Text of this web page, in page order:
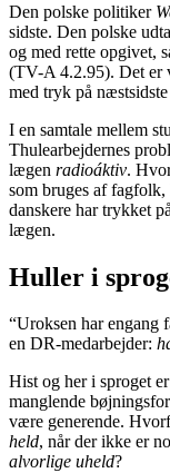
Den polske politiker
sidste. Den polske
og med rette opgivet,
(TV-A 4.2.95). Det er
med tryk på
I en samtale mellem
Thulearbejdernes
lægen radioáktiv.
som bruges af
danskere har trykket
lægen.
Huller i
“Uroksen har engang
en DR-medarbejder:
Hist og her i sproget
manglende
være generende.
held, når der ikke er
alvorlige uheld?